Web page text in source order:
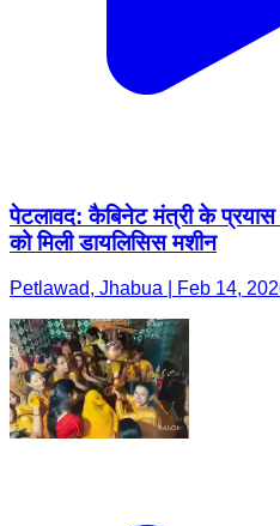
पेटलावद: कैबिनेट मंत्री के
को मिली डायलिसिस मशीन
Petlawad, Jhabua | Feb 14,